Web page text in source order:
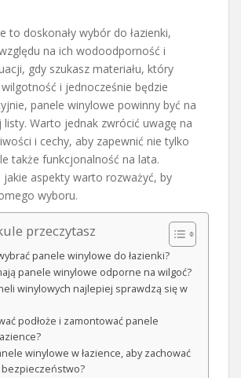
to doskonały wybór do łazienki,
na ich wodoodporność i
gdy szukasz materiału, który
i jednocześnie będzie
panele winylowe powinny być na
listy. Warto jednak zwrócić uwagę na
i cechy, aby zapewnić nie tylko
także funkcjonalność na lata.
jakie aspekty warto rozważyć, by
wyboru.
przeczytasz
panele winylowe do łazienki?
panele winylowe odporne na wilgoć?
winylowych najlepiej sprawdzą się w
podłoże i zamontować panele
winylowe w łazience, aby zachować
bezpieczeństwo?